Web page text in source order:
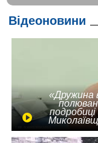
Відеоновини
«Дружина